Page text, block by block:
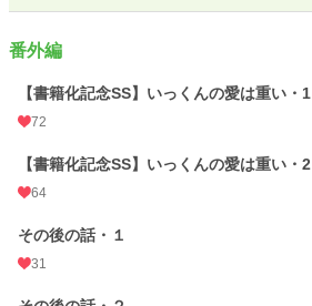
初回公開日時
週間ポイント 161 pt (27,740 位)
月間ポイント
年間ポイント 34,401 pt (13,780 位)
累計ポイント
番外編
【書籍化記念SS】いっくんの愛は重い・1
72
【書籍化記念SS】いっくんの愛は重い・2
64
その後の話・１
31